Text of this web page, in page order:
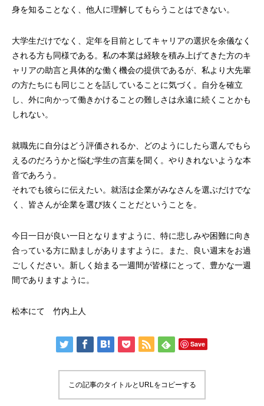
身を知ることなく、他人に理解してもらうことはできない。
大学生だけでなく、定年を目前としてキャリアの選択を余儀なく
される方も同様である。私の本業は経験を積み上げてきた方のキ
ャリアの助言と具体的な働く機会の提供であるが、私より大先輩
の方たちにも同じことを話していることに気づく。自分を確立
し、外に向かって働きかけることの難しさは永遠に続くことかも
しれない。
就職先に自分はどう評価されるか、どのようにしたら選んでもら
えるのだろうかと悩む学生の言葉を聞く。やりきれないような本
音であろう。
それでも彼らに伝えたい。就活は企業がみなさんを選ぶだけでな
く、皆さんが企業を選び抜くことだということを。
今日一日が良い一日となりますように、特に悲しみや困難に向き
合っている方に励ましがありますように。また、良い週末をお過
ごしください。新しく始まる一週間が皆様にとって、豊かな一週
間でありますように。
松本にて 竹内上人
Save
この記事のタイトルとURLをコピーする